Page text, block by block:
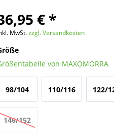
€ *
MwSt.zzgl. Versandkosten
von MAXOMORRA
98/104 110/116 122/
146/152